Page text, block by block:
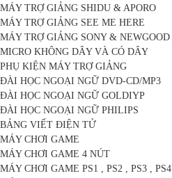
MÁY TRỢ GIẢNG SHIDU & APORO
MÁY TRỢ GIẢNG SEE ME HERE
MÁY TRỢ GIẢNG SONY & NEWGOOD
MICRO KHÔNG DÂY VÀ CÓ DÂY
PHỤ KIỆN MÁY TRỢ GIẢNG
ĐÀI HỌC NGOẠI NGỮ DVD-CD/MP3
ĐÀI HỌC NGOẠI NGỮ GOLDIYP
ĐÀI HỌC NGOẠI NGỮ PHILIPS
BẢNG VIẾT ĐIỆN TỬ
MÁY CHƠI GAME
MÁY CHƠI GAME 4 NÚT
MÁY CHƠI GAME PS1 , PS2 , PS3 , PS4